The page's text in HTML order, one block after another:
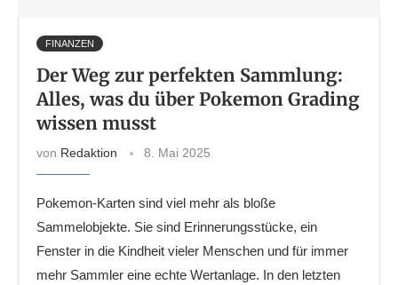
FINANZEN
Der Weg zur perfekten Sammlung:
Alles, was du über Pokemon Grading
wissen musst
von Redaktion 8. Mai 2025
Pokemon-Karten sind viel mehr als bloße
Sammelobjekte. Sie sind Erinnerungsstücke, ein
Fenster in die Kindheit vieler Menschen und für immer
mehr Sammler eine echte Wertanlage. In den letzten